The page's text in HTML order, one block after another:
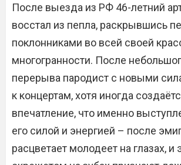
После выезда из РФ 46-летний
восстал из пепла, раскрывшись
поклонниками во всей своей
многогранности. После
перерыва пародист с новыми
к концертам, хотя иногда
впечатление, что именно
его силой и энергией – после
расцветает молодеет на глазах, и